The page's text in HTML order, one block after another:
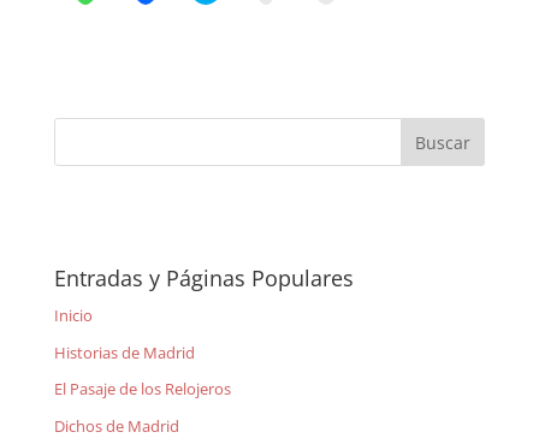
Entradas y Páginas Populares
Inicio
Historias de Madrid
El Pasaje de los Relojeros
Dichos de Madrid